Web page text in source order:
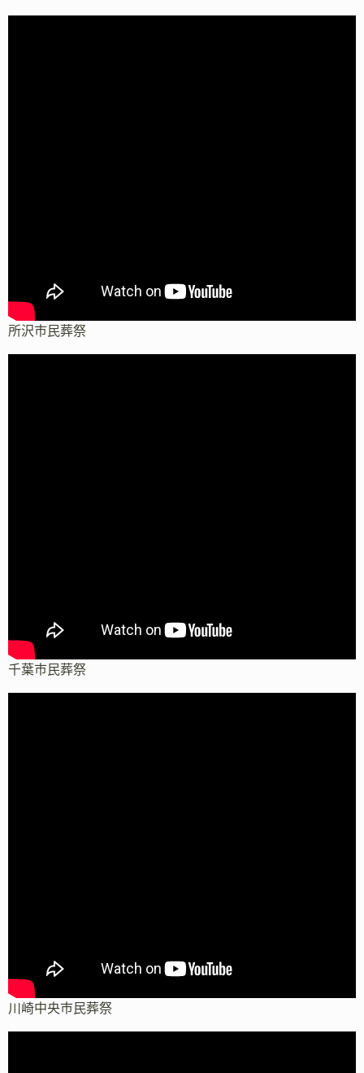
所沢市民葬祭
千葉市民葬祭
川崎中央市民葬祭